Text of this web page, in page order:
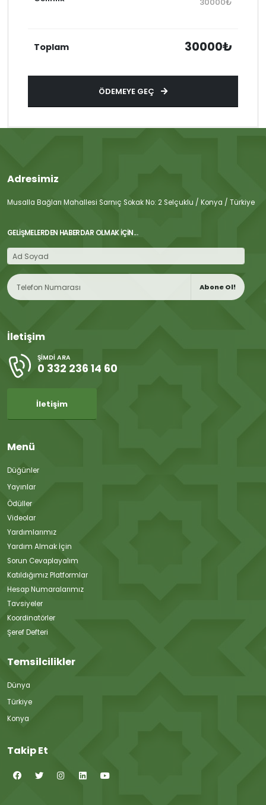
Toplam 30000₺
ÖDEMEYE GEÇ
Adresimiz
Musalla Bağları Mahallesi Sarnıç Sokak No: 2 Selçuklu / Konya / Türkiye
GELIŞMELERDEN HABERDAR OLMAK İÇIN...
Abone Ol!
İletişim
ŞIMDI ARA
0 332 236 14 60
İletişim
Menü
Düğünler
Yayınlar
Ödüller
Videolar
Yardımlarımız
Yardım Almak İçin
Sorun Cevaplayalım
Katıldığımız Platformlar
Hesap Numaralarımız
Tavsiyeler
Koordinatörler
Şeref Defteri
Temsilcilikler
Dünya
Türkiye
Konya
Takip Et